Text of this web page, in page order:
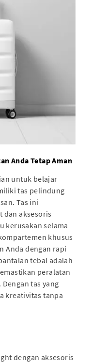
Anda Tetap Aman
untuk belajar
tas pelindung
Tas ini
dan aksesoris
kerusakan selama
khusus
Anda dengan rapi
tebal adalah
peralatan
tas yang
kreativitas tanpa
dengan aksesoris